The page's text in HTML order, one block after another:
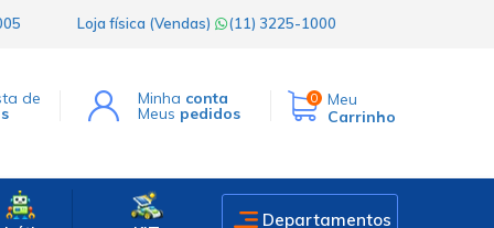
Loja física (Vendas) (11) 3225-1000
de Minha conta
Meus pedidos
0
Meu
Carrinho
Departamentos